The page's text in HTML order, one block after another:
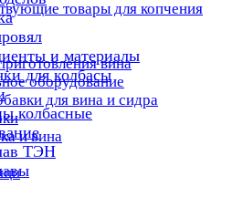
товары для копчения
вина
оборудование
для вина и сидра
и вина
и материалы
для колбасы
колбасные
ТЭН